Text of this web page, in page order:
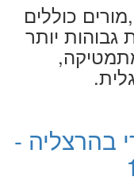
כוללים
יותר
בהרצליה -